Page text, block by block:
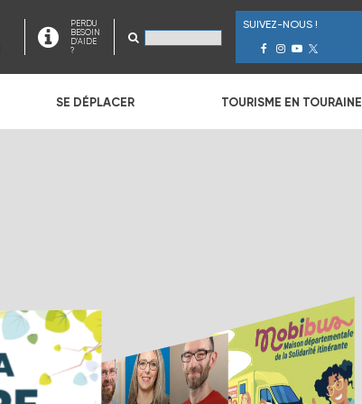
PERDU
BESOIN
D'AIDE
?
SUIVEZ-NOUS !
SE DÉPLACER TOURISME EN TOURAINE